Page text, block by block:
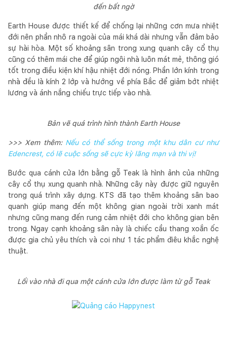
đến bất ngờ
Earth House được thiết kế để chống lại những cơn mưa nhiệt
đới nên phần nhô ra ngoài của mái khá dài nhưng vẫn đảm bảo
sự hài hòa. Một số khoảng sân trong xung quanh cây cổ thụ
cũng có thêm mái che để giúp ngôi nhà luôn mát mẻ, thông gió
tốt trong điều kiện khí hậu nhiệt đới nóng. Phần lớn kính trong
nhà đều là kính 2 lớp và hướng về phía Bắc để giảm bớt nhiệt
lương và ánh nắng chiếu trực tiếp vào nhà.
Bản vẽ quá trình hình thành Earth House
>>> Xem thêm: Nếu có thể sống trong một khu dân cư như
Edencrest, có lẽ cuộc sống sẽ cực kỳ lãng mạn và thi vị!
Bước qua cánh cửa lớn bằng gỗ Teak là hình ảnh của những
cây cổ thụ xung quanh nhà. Những cây này được giữ nguyên
trong quá trình xây dựng. KTS đã tạo thêm khoảng sân bao
quanh giúp mang đến một không gian ngoài trời xanh mát
nhưng cũng mang đến rung cảm nhiệt đới cho không gian bên
trong. Ngay cạnh khoảng sân này là chiếc cầu thang xoắn ốc
được gia chủ yêu thích và coi như 1 tác phẩm điêu khắc nghệ
thuật.
Lối vào nhà đi qua một cánh cửa lớn được làm từ gỗ Teak